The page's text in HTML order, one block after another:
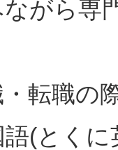
がら専
転職の
語(とく